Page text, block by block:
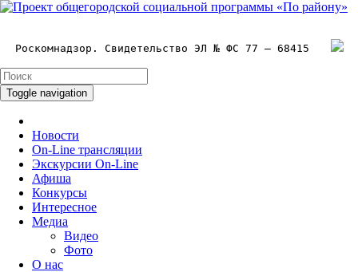
Роскомнадзор. Свидетельство ЭЛ № ФС 77 – 68415
Toggle navigation
Новости
On-Line трансляции
Экскурсии On-Line
Афиша
Конкурсы
Интересное
Медиа
Видео
Фото
О нас